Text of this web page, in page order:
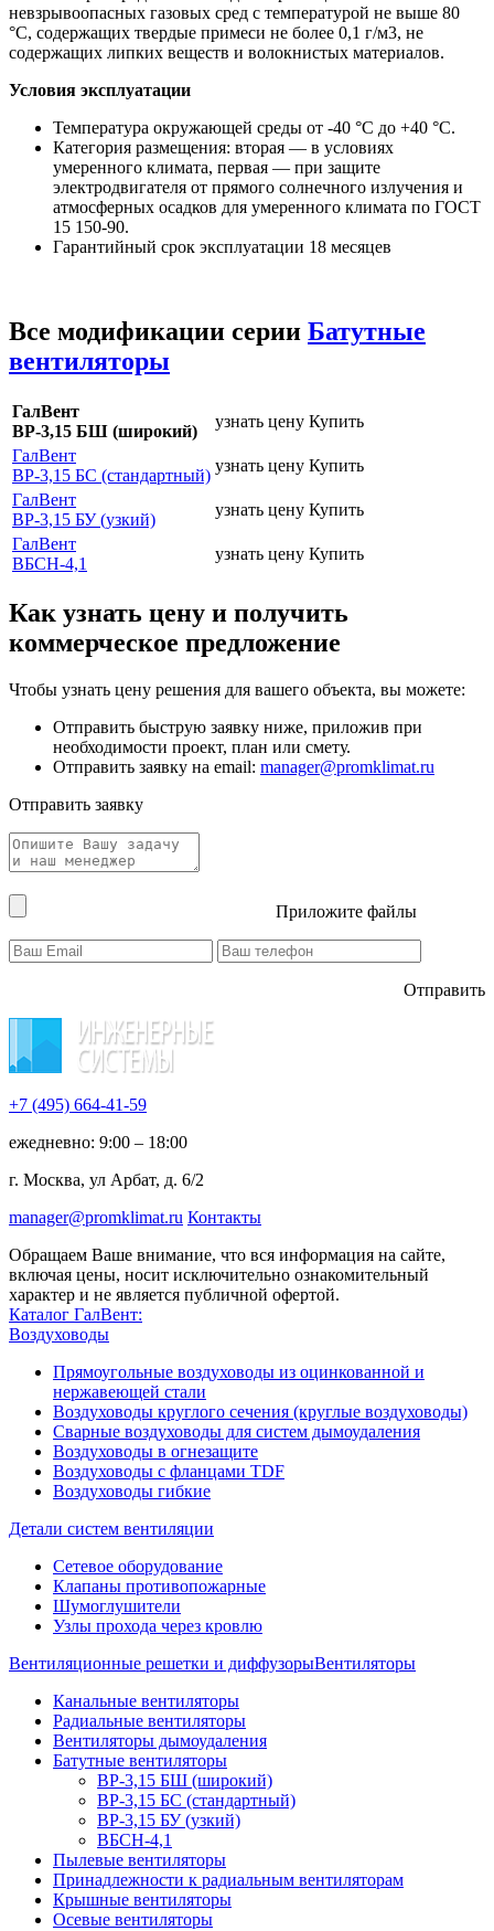
невзрывоопасных газовых сред с температурой не выше 80
°С, содержащих твердые примеси не более 0,1 г/м3, не
содержащих липких веществ и волокнистых материалов.
Условия эксплуатации
Температура окружающей среды от -40 °С до +40 °С.
Категория размещения: вторая — в условиях
умеренного климата, первая — при защите
электродвигателя от прямого солнечного излучения и
атмосферных осадков для умеренного климата по ГОСТ
15 150-90.
Гарантийный срок эксплуатации 18 месяцев
Все модификации серии Батутные
вентиляторы
ГалВент
ВР-3,15 БШ (широкий)
узнать цену Купить
ГалВент
ВР-3,15 БС (стандартный)
узнать цену Купить
ГалВент
ВР-3,15 БУ (узкий)
узнать цену Купить
ГалВент
ВБСН-4,1
узнать цену Купить
Как узнать цену и получить
коммерческое предложение
Чтобы узнать цену решения для вашего объекта, вы можете:
Отправить быструю заявку ниже, приложив при
необходимости проект, план или смету.
Отправить заявку на email: manager@promklimat.ru
Отправить заявку
Приложите файлы
Отправить
+7 (495) 664-41-59
ежедневно: 9:00 – 18:00
г. Москва, ул Арбат, д. 6/2
manager@promklimat.ru Контакты
Обращаем Ваше внимание, что вся информация на сайте,
включая цены, носит исключительно ознакомительный
характер и не является публичной офертой.
Каталог ГалВент:
Воздуховоды
Прямоугольные воздуховоды из оцинкованной и
нержавеющей стали
Воздуховоды круглого сечения (круглые воздуховоды)
Сварные воздуховоды для систем дымоудаления
Воздуховоды в огнезащите
Воздуховоды с фланцами TDF
Воздуховоды гибкие
Детали систем вентиляции
Сетевое оборудование
Клапаны противопожарные
Шумоглушители
Узлы прохода через кровлю
Вентиляционные решетки и диффузорыВентиляторы
Канальные вентиляторы
Радиальные вентиляторы
Вентиляторы дымоудаления
Батутные вентиляторы
ВР-3,15 БШ (широкий)
ВР-3,15 БС (стандартный)
ВР-3,15 БУ (узкий)
ВБСН-4,1
Пылевые вентиляторы
Принадлежности к радиальным вентиляторам
Крышные вентиляторы
Осевые вентиляторы